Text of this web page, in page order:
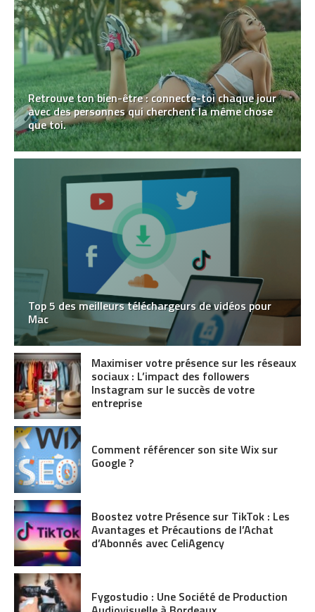
Retrouve ton bien-être : connecte-toi chaque jour
avec des personnes qui cherchent la même chose
que toi.
Top 5 des meilleurs téléchargeurs de vidéos pour
Mac
Maximiser votre présence sur les réseaux
sociaux : L’impact des followers
Instagram sur le succès de votre
entreprise
Comment référencer son site Wix sur
Google ?
Boostez votre Présence sur TikTok : Les
Avantages et Précautions de l’Achat
d’Abonnés avec CeliAgency
Fygostudio : Une Société de Production